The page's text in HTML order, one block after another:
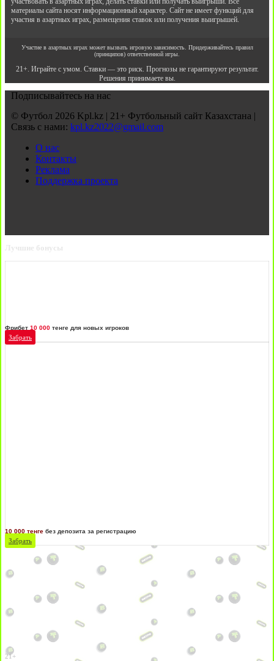
материалы сайта носят информационный характер. Сайт не имеет функций для
участия в азартных играх, размещения ставок или получения выигрышей.
Участие в азартных играх может вызвать игровую зависимость. Придерживайтесь правил
(принципов) ответственной игры.
21+. Играйте с умом. Ставки — это риск. Прогнозы не гарантируют результат.
Решения принимаете вы.
Подписывайтесь на нас
© Футбол 2026 Kpl.kz | 21+ Футбольный сайт Казахстана |
Связь с нами: kpl.kz2022@gmail.com
О нас
Контакты
Реклама
Поддержка проекта
Лучшие бонусы
Фрибет 10 000 тенге для новых игроков
Забрать
10 000 тенге без депозита за регистрацию
Забрать
21+